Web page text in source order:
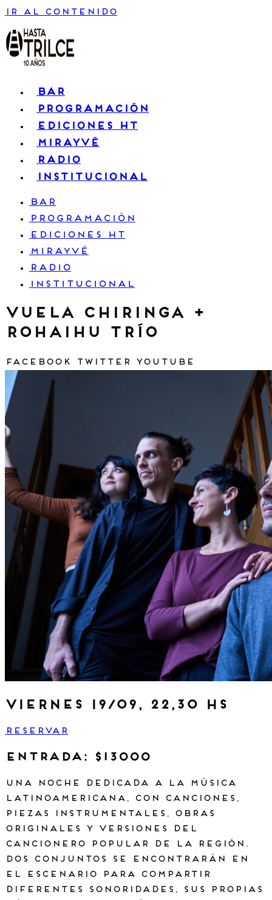
Ir al contenido
BAR
PROGRAMACIÓN
EDICIONES HT
MIRAYVÉ
RADIO
INSTITUCIONAL
BAR
PROGRAMACIÓN
EDICIONES HT
MIRAYVÉ
RADIO
INSTITUCIONAL
Vuela Chiringa +
Rohaihu Trío
Facebook Twitter Youtube
viernes 19/09, 22,30 hs
RESERVAR
Entrada: $13000
Una noche dedicada a la música
latinoamericana, con canciones,
piezas instrumentales, obras
originales y versiones del
cancionero popular de la región.
Dos conjuntos se encontrarán en
el escenario para compartir
diferentes sonoridades, sus propias